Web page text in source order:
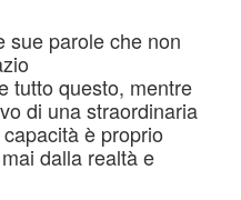
sue parole che non
tutto questo, mentre
di una straordinaria
è proprio
dalla realtà e